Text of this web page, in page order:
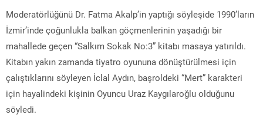
Moderatörlüğünü Dr. Fatma Akalp’in yaptığı söyleşide 1990’ların
İzmir’inde çoğunlukla balkan göçmenlerinin yaşadığı bir
mahallede geçen “Salkım Sokak No:3” kitabı masaya yatırıldı.
Kitabın yakın zamanda tiyatro oyununa dönüştürülmesi için
çalıştıklarını söyleyen İclal Aydın, başroldeki “Mert” karakteri
için hayalindeki kişinin Oyuncu Uraz Kaygılaroğlu olduğunu
söyledi.